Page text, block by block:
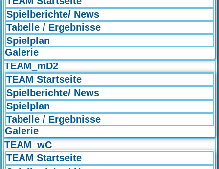
Spielberichte/ News
Tabelle / Ergebnisse
Spielplan
Galerie
TEAM_mD2
TEAM Startseite
Spielberichte/ News
Spielplan
Tabelle / Ergebnisse
Galerie
TEAM_wC
TEAM Startseite